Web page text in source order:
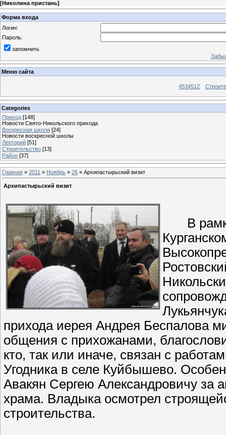
[Николина пристань]
Форма входа
Логин:
Пароль:
запомнить
Меню сайта
4534512
Categories
Приход [148]
Новости Свято-Никольского прихода
Воскресная школа [24]
Новости воскресной школы
Лекторий [51]
Строительство [13]
Район [37]
Главная » 2011 » Ноябрь » 26 » Архипастырьский визит
Архипастырьский визит
В
прихода иерея Андрея Беспалова
общения с прихожанами,
кто, так или иначе, связан с
Угодника в селе Куйбышево.
Авакян Сергею Александровичу за
храма. Владыка осмотрел
строительства.